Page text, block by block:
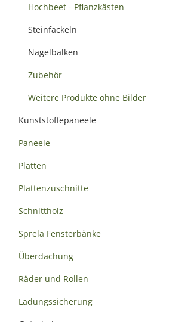
Hochbeet - Pflanzkästen
Steinfackeln
Nagelbalken
Zubehör
Weitere Produkte ohne Bilder
Kunststoffepaneele
Paneele
Platten
Plattenzuschnitte
Schnittholz
Sprela Fensterbänke
Überdachung
Räder und Rollen
Ladungssicherung